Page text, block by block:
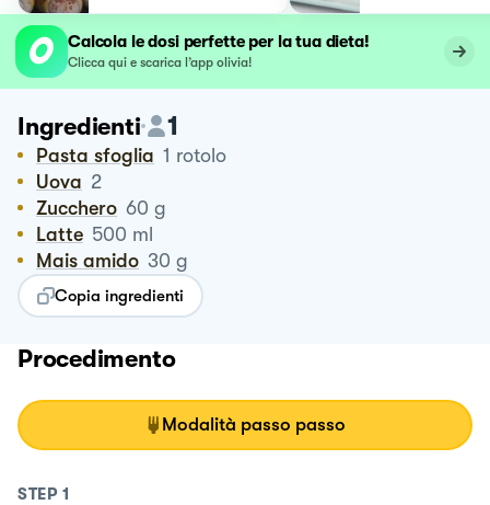
Calcola le dosi perfette per la tua dieta!
Clicca qui e scarica l’app olivia!
Ingredienti 1
Pasta sfoglia 1 rotolo
Uova 2
Zucchero 60 g
Latte 500 ml
Mais amido 30 g
Copia ingredienti
Procedimento
Modalità passo passo
STEP 1